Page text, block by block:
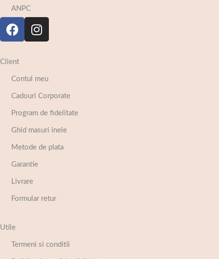
ANPC
Client
Contul meu
Cadouri Corporate
Program de fidelitate
Ghid masuri inele
Metode de plata
Garantie
Livrare
Formular retur
Utile
Termeni si conditii